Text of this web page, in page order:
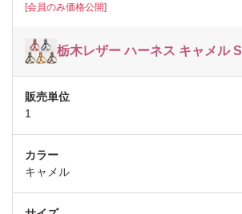
[会員のみ価格公開]
栃木レザー ハーネス キャメル S
1
キャメル